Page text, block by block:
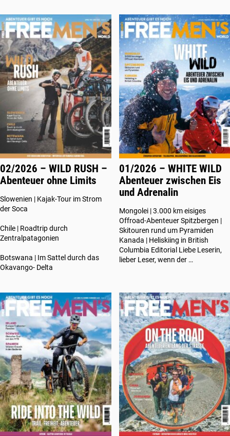
02/2026 – WILD RUSH –
Abenteuer ohne Limits
Slowenien | Kajak-Tour im Strom
der Soca
Chile | Roadtrip durch
Zentralpatagonien
Botswana | Im Sattel durch das
Okavango- Delta
01/2026 – WHITE WILD
Abenteuer zwischen Eis
und Adrenalin
Mongolei | 3.000 km eisiges
Offroad-Abenteuer Spitzbergen |
Skitouren rund um Pyramiden
Kanada | Heliskiing in British
Columbia Editorial Liebe Leserin,
lieber Leser, wenn der …